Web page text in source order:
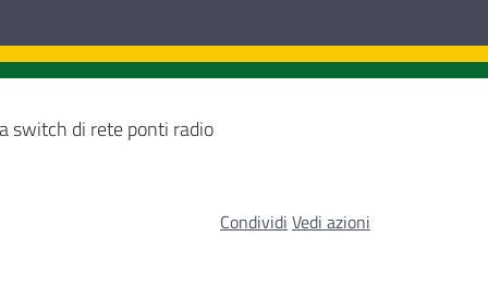
switch di rete ponti radio
Condividi Vedi azioni